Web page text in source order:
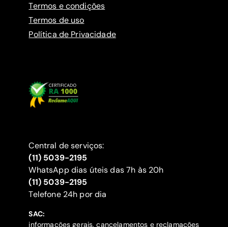
Termos e condições
Termos de uso
Política de Privacidade
Central de serviços:
(11) 5039-2195
WhatsApp dias úteis das 7h às 20h
(11) 5039-2195
‍Telefone 24h por dia
SAC:
informações gerais, cancelamentos e reclamações